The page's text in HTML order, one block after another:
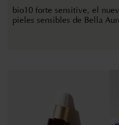
bio10 forte sensitive, el
pieles sensibles de Bella